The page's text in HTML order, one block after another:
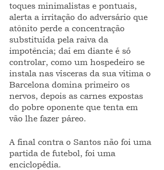
toques minimalistas e pontuais,
alerta a irritação do adversário que
atônito perde a concentração
substituída pela raiva da
impotência; daí em diante é só
controlar, como um hospedeiro se
instala nas vísceras da sua vítima o
Barcelona domina primeiro os
nervos, depois as carnes expostas
do pobre oponente que tenta em
vão lhe fazer páreo.
A final contra o Santos não foi uma
partida de futebol, foi uma
enciclopédia.